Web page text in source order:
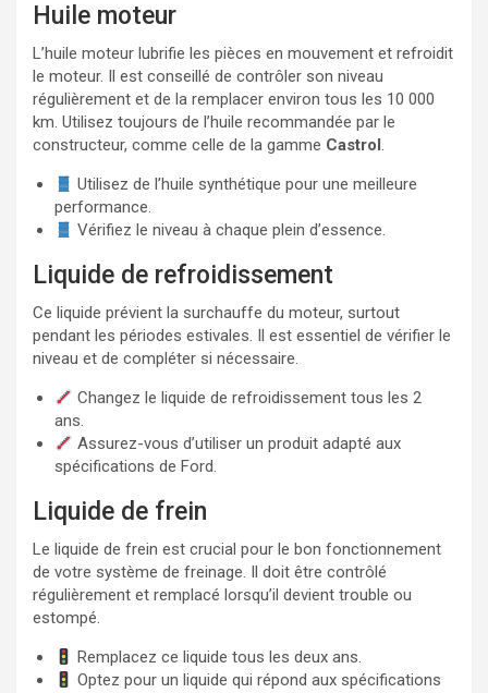
Huile moteur
L’huile moteur lubrifie les pièces en mouvement et refroidit
le moteur. Il est conseillé de contrôler son niveau
régulièrement et de la remplacer environ tous les 10 000
km. Utilisez toujours de l’huile recommandée par le
constructeur, comme celle de la gamme Castrol.
Utilisez de l’huile synthétique pour une meilleure
performance.
Vérifiez le niveau à chaque plein d’essence.
Liquide de refroidissement
Ce liquide prévient la surchauffe du moteur, surtout
pendant les périodes estivales. Il est essentiel de vérifier le
niveau et de compléter si nécessaire.
Changez le liquide de refroidissement tous les 2
ans.
Assurez-vous d’utiliser un produit adapté aux
spécifications de Ford.
Liquide de frein
Le liquide de frein est crucial pour le bon fonctionnement
de votre système de freinage. Il doit être contrôlé
régulièrement et remplacé lorsqu’il devient trouble ou
estompé.
Remplacez ce liquide tous les deux ans.
Optez pour un liquide qui répond aux spécifications